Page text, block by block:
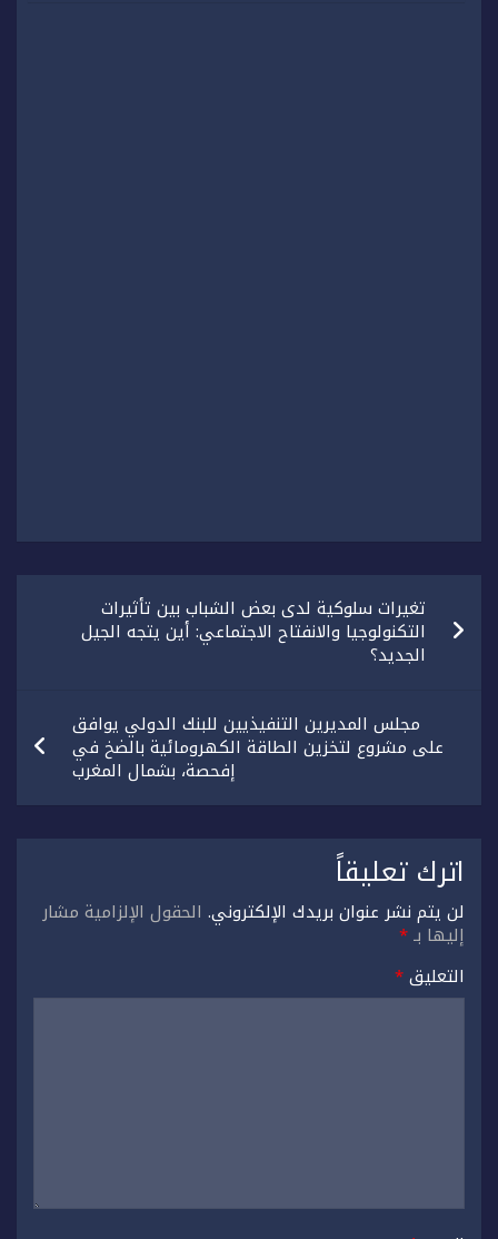
تصفّح
المقالاتتغيرات سلوكية لدى بعض الشباب بين تأثيرات
التكنولوجيا والانفتاح الاجتماعي: أين يتجه الجيل
الجديد؟
مجلس المديرين التنفيذيين للبنك الدولي يوافق
على مشروع لتخزين الطاقة الكهرومائية بالضخ في
إفحصة، بشمال المغرب
اترك تعليقاً
لن يتم نشر عنوان بريدك الإلكتروني. الحقول الإلزامية مشار
إليها بـ*
التعليق*